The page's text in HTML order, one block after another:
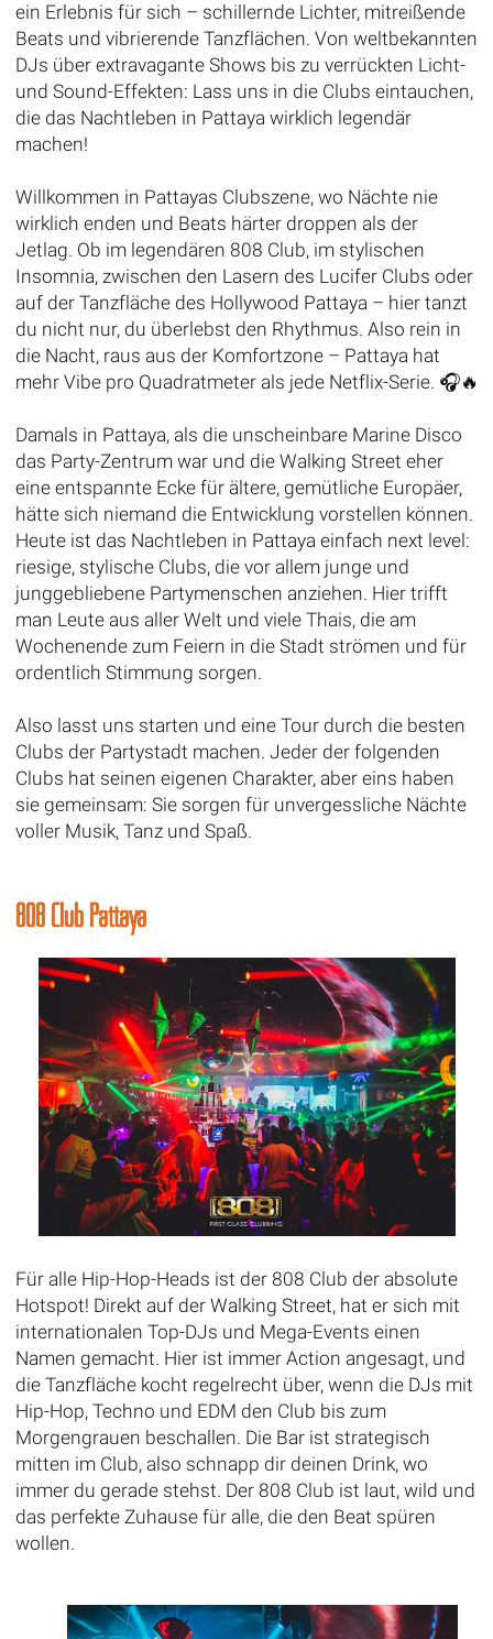
ein Erlebnis für sich – schillernde Lichter, mitreißende
Beats und vibrierende Tanzflächen. Von weltbekannten
DJs über extravagante Shows bis zu verrückten Licht-
und Sound-Effekten: Lass uns in die Clubs eintauchen,
die das Nachtleben in Pattaya wirklich legendär
machen!
Willkommen in Pattayas Clubszene, wo Nächte nie
wirklich enden und Beats härter droppen als der
Jetlag. Ob im legendären 808 Club, im stylischen
Insomnia, zwischen den Lasern des Lucifer Clubs oder
auf der Tanzfläche des Hollywood Pattaya – hier tanzt
du nicht nur, du überlebst den Rhythmus. Also rein in
die Nacht, raus aus der Komfortzone – Pattaya hat
mehr Vibe pro Quadratmeter als jede Netflix-Serie. 🎧🔥
Damals in Pattaya, als die unscheinbare Marine Disco
das Party-Zentrum war und die Walking Street eher
eine entspannte Ecke für ältere, gemütliche Europäer,
hätte sich niemand die Entwicklung vorstellen können.
Heute ist das Nachtleben in Pattaya einfach next level:
riesige, stylische Clubs, die vor allem junge und
junggebliebene Partymenschen anziehen. Hier trifft
man Leute aus aller Welt und viele Thais, die am
Wochenende zum Feiern in die Stadt strömen und für
ordentlich Stimmung sorgen.
Also lasst uns starten und eine Tour durch die besten
Clubs der Partystadt machen. Jeder der folgenden
Clubs hat seinen eigenen Charakter, aber eins haben
sie gemeinsam: Sie sorgen für unvergessliche Nächte
voller Musik, Tanz und Spaß.
808 Club Pattaya
Für alle Hip-Hop-Heads ist der 808 Club der absolute
Hotspot! Direkt auf der Walking Street, hat er sich mit
internationalen Top-DJs und Mega-Events einen
Namen gemacht. Hier ist immer Action angesagt, und
die Tanzfläche kocht regelrecht über, wenn die DJs mit
Hip-Hop, Techno und EDM den Club bis zum
Morgengrauen beschallen. Die Bar ist strategisch
mitten im Club, also schnapp dir deinen Drink, wo
immer du gerade stehst. Der 808 Club ist laut, wild und
das perfekte Zuhause für alle, die den Beat spüren
wollen.